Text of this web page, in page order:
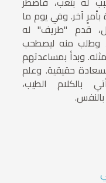
آخر. وفي يوم ما
قدم "طريف" له
وطلب منه ليصطحب
وبدأ بمساعدتهم
حقيقية. وعلم
بالكلام الطيب،